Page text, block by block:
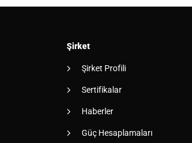
Şirket
Şirket Profili
Sertifikalar
Haberler
Güç Hesaplamaları